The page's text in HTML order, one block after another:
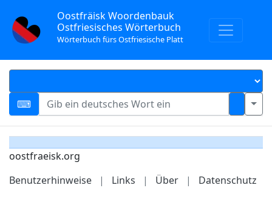
Oostfräisk Woordenbauk
Ostfriesisches Wörterbuch
Wörterbuch fürs Ostfriesische Platt
oostfraeisk.org
Benutzerhinweise
| Links | Über | Datenschutz